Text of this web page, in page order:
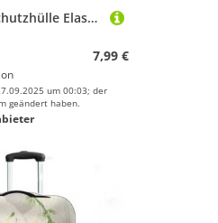
Mateju Kofferschutzhülle Elastisch Kofferhülle 19-32 Zoll, 3D-Marmormuster Gepäck Cover Reisekoffer Hülle Trolley Case Schutzhülle Luggage Cover Waschbare Staubdichte (Khakigrau,L)
7,99 €
um 00:03; der
geändert haben.